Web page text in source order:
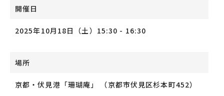
開催日
2025年10月18日（土）15:30 - 16:30
場所
京都・伏見港「珊瑚庵」 （京都市伏見区杉本町452）